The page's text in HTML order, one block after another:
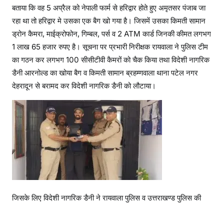
बताया कि वह 5 अप्रैल को नेपाली फार्म से हरिद्वार होते हुए अमृतसर पंजाब जा
रहा था तो हरिद्वार मे उसका एक बैग खो गया है। जिसमें उसका किमती सामान
ड्रोन कैमरा, माईक्रोफोन, गिम्बल, पर्स व 2 ATM कार्ड जिनकी कीमत लगभग
1 लाख 65 हजार रुपए है। सूचना पर प्रभारी निरीक्षक रायवाला ने पुलिस टीम
का गठन कर लगभग 100 सीसीटीवी कैमरों को चैक किया तथा विदेशी नागरिक
डैनी आरनोल्ड का खोया बैग व किमती सामान ब्रहम्णवाला थाना पटेल नगर
देहरादून से बरामद कर विदेशी नागरिक डैनी को लौटाया।
जिसके लिए विदेशी नागरिक डैनी ने रायवाला पुलिस व उत्तराखण्ड पुलिस की